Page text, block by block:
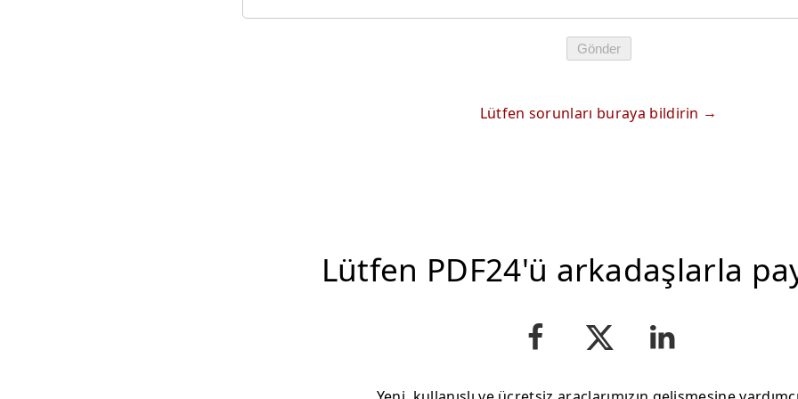
Gönder
Lütfen sorunları buraya bildirin
Lütfen PDF24'ü arkadaşlarla